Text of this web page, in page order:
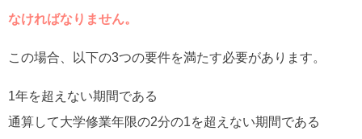
なければなりません。
この場合、以下の3つの要件を満たす必要があります。
1年を超えない期間である
通算して大学修業年限の2分の1を超えない期間である